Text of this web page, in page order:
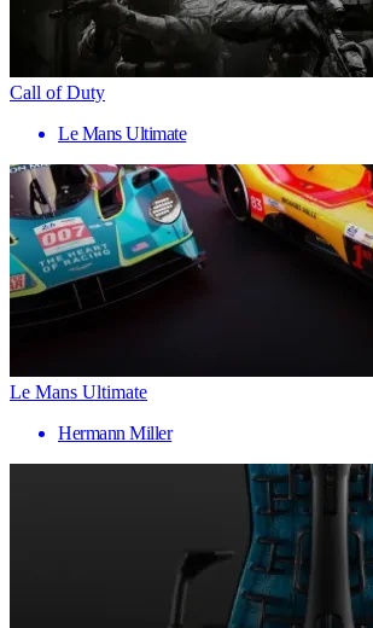
Call of Duty
Le Mans Ultimate
Le Mans Ultimate
Hermann Miller